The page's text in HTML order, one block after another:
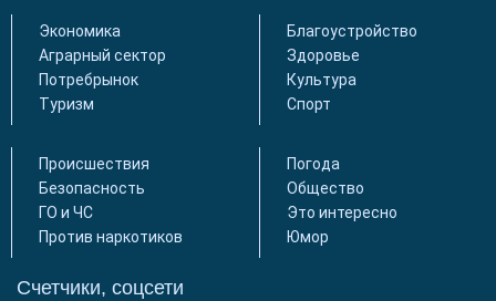
Экономика
Аграрный сектор
Потребрынок
Туризм
Благоустройство
Здоровье
Культура
Спорт
Происшествия
Безопасность
ГО и ЧС
Против наркотиков
Погода
Общество
Это интересно
Юмор
Счетчики, соцсети